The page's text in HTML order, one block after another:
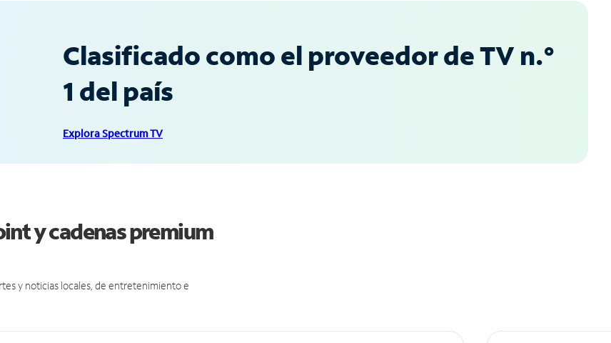
Clasificado como el proveedor de TV n.°
1 del país
Explora Spectrum TV
y cadenas premium
y noticias locales, de entretenimiento e